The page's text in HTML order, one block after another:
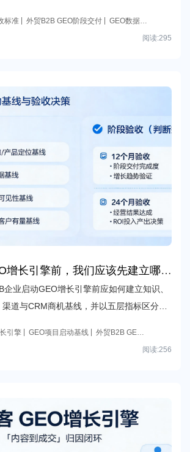
标准 外贸B2B GEO阶段交付
GEO数据复
阅读:295
增长引擎前，我们应该先建立哪些
记录，才能在12个月和24个月后
得继续投入？
企业启动GEO增长引擎前应如何建立知识、
道与CRM商机基线，并以五层指标区分阶
引擎 GEO项目启动基线
外贸B2B GEO
阅读:256